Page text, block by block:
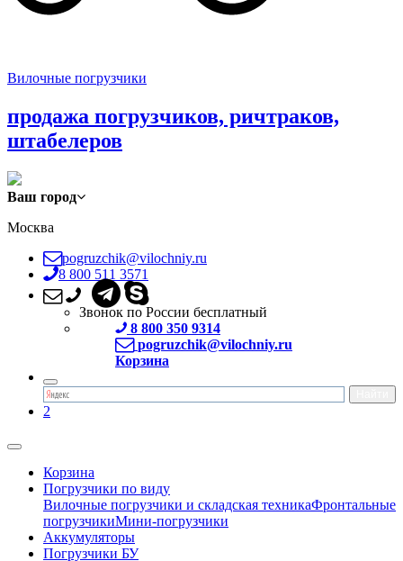
Вилочные погрузчики
продажа погрузчиков, ричтраков,
штабелеров
Ваш город
Москва
pogruzchik@vilochniy.ru
8 800 511 3571
Звонок по России бесплатный
8 800 350 9314
pogruzchik@vilochniy.ru
Корзина
2
Корзина
Погрузчики по виду
Вилочные погрузчики и складская техникаФронтальные
погрузчикиМини-погрузчики
Аккумуляторы
Погрузчики БУ